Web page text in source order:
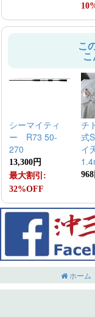
こ
シーマイティ
ー R73 50-
270
13,300円
最大割引:
32%OFF
チ
式
イ
968
ホーム